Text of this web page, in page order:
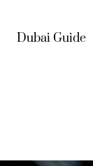
(current)
Dubai Guide